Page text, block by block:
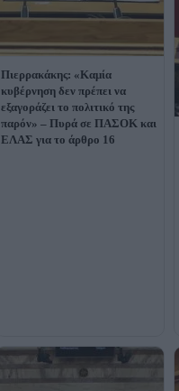
Πιερρακάκης: «Καμία
κυβέρνηση δεν πρέπει να
εξαγοράζει το πολιτικό της
παρόν» – Πυρά σε ΠΑΣΟΚ και
ΕΛΑΣ για το άρθρο 16